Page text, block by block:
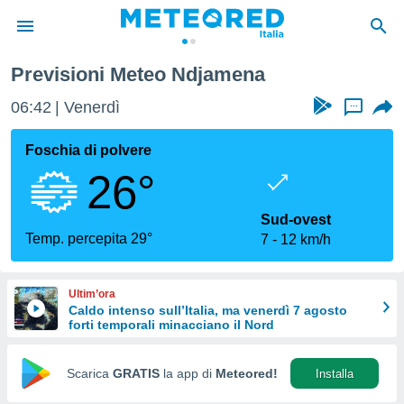
di
per
le
di
Web
Previsioni Meteo Ndjamena
06:42 Venerdì ...
Foschia di polvere
26°
Temp. percepita 29°
Sud-ovest
7
12 km/h
Ultim’ora
Caldo intenso sull’Italia, ma venerdì 7 agosto
forti temporali minacciano il Nord
Scarica GRATIS la app di Meteored! Installa